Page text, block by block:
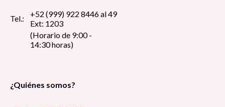
Tel.:
+52 (999) 922 8446 al 49
Ext: 1203
(Horario de 9:00 -
14:30 horas)
¿Quiénes somos?